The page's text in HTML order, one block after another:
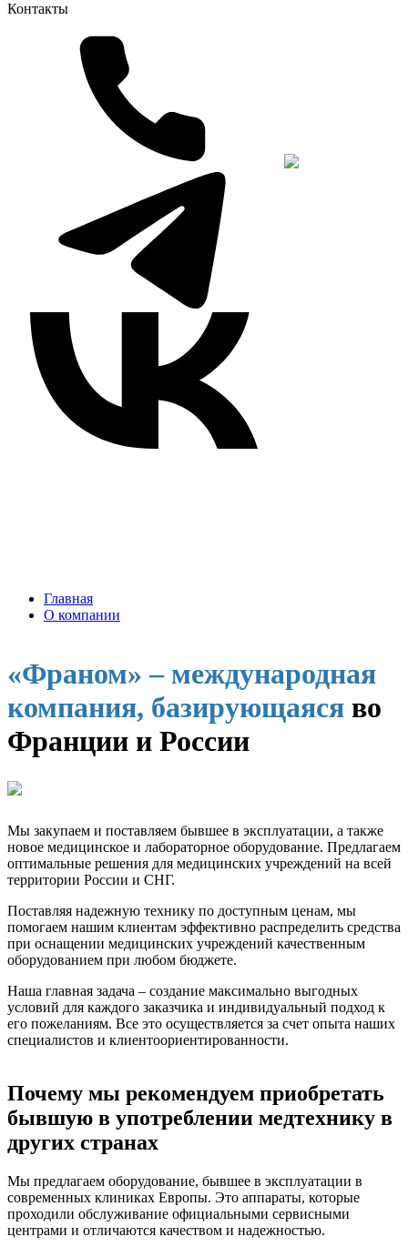
Контакты
Главная
О компании
«Франом» – международная
компания, базирующаяся во
Франции и России
Мы закупаем и поставляем бывшее в эксплуатации, а также
новое медицинское и лабораторное оборудование. Предлагаем
оптимальные решения для медицинских учреждений на всей
территории России и СНГ.
Поставляя надежную технику по доступным ценам, мы
помогаем нашим клиентам эффективно распределить средства
при оснащении медицинских учреждений качественным
оборудованием при любом бюджете.
Наша главная задача – создание максимально выгодных
условий для каждого заказчика и индивидуальный подход к
его пожеланиям. Все это осуществляется за счет опыта наших
специалистов и клиентоориентированности.
Почему мы рекомендуем приобретать
бывшую в употреблении медтехнику в
других странах
Мы предлагаем оборудование, бывшее в эксплуатации в
современных клиниках Европы. Это аппараты, которые
проходили обслуживание официальными сервисными
центрами и отличаются качеством и надежностью.